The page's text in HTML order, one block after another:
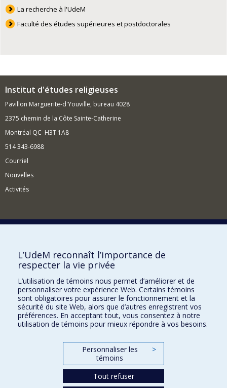
La recherche à l'UdeM
Faculté des études supérieures et postdoctorales
Institut d'études religieuses
Pavillon Marguerite-d'Youville, bureau 4028
2375 chemin de la Côte Sainte-Catherine
Montréal QC H3T 1A8
514 343-6988
Courriel
Nouvelles
Activités
Comment soutenir l'Institut?
BESOIN D'AIDE?
Plan du site
Signaler une erreur
Accessibilité
FACULTÉ DES ARTS ET DES SCIENCES
Nos départements et écoles
L’UdeM reconnaît l’importance de
respecter la vie privée
L’utilisation de témoins nous permet d’améliorer et de
personnaliser votre expérience Web. Certains témoins
sont obligatoires pour assurer le fonctionnement et la
sécurité du site Web, alors que d’autres enregistrent vos
préférences. En acceptant tout, vous consentez à notre
utilisation de témoins pour mieux répondre à vos besoins.
Personnaliser les
témoins
>
Tout refuser